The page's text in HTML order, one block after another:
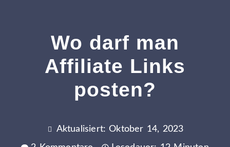
Wo darf man
Affiliate Links
posten?
Aktualisiert: Oktober 14, 2023